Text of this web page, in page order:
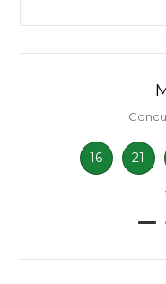
16 21